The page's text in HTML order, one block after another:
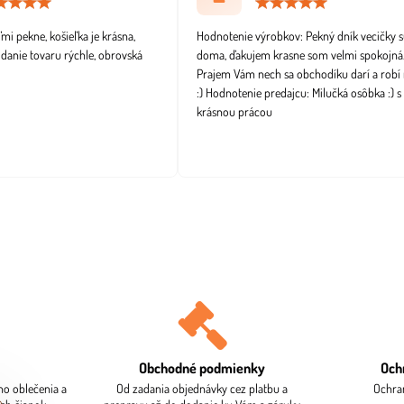
/
5
pekne, košieľka je krásna,
tovaru rýchle, obrovská
/
5
Hodnotenie výrobkov: Pekný dník vecičky
doma, ďakujem krasne som velmi spokojná.
Prajem Vám nech sa obchodíku darí a robí
:) Hodnotenie predajcu: Milučká osôbka :) s
krásnou prácou
oblečenia a
Obchodné podmienky
Od zadania objednávky cez platbu a